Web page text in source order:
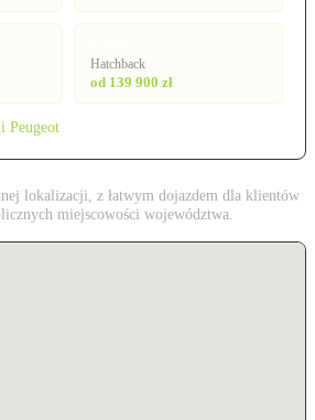
Hatchback
od 139 900 zł
Peugeot
lokalizacji, z łatwym dojazdem dla klientów
miejscowości województwa.